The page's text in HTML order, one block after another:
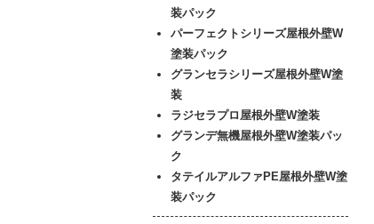
装パック
パーフェクトシリーズ屋根外壁W
塗装パック
グランセラシリーズ屋根外壁W塗
装
ラジセラプロ屋根外壁W塗装
グランデ無機屋根外壁W塗装パッ
ク
タテイルアルファPE屋根外壁W塗
装パック